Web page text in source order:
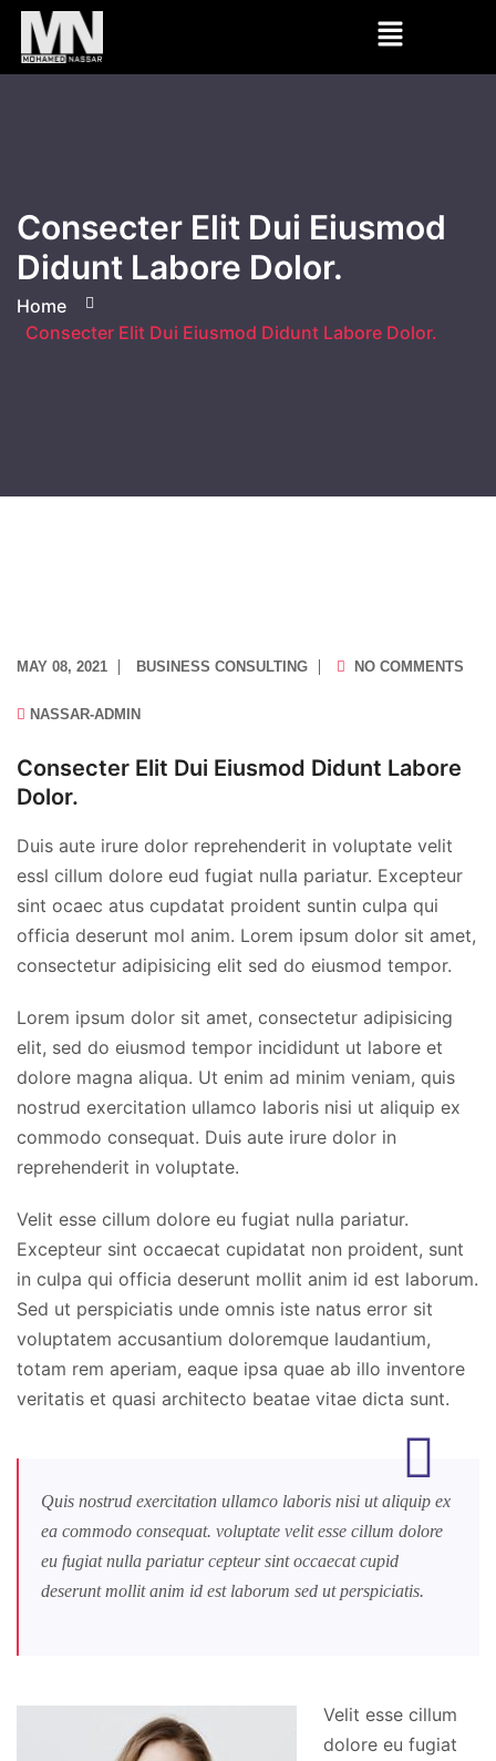
Consecter Elit Dui Eiusmod
Didunt Labore Dolor.
Home
Consecter Elit Dui Eiusmod Didunt Labore Dolor.
MAY 08, 2021 BUSINESS CONSULTING NO COMMENTS
NASSAR-ADMIN
Consecter Elit Dui Eiusmod Didunt Labore
Dolor.
Duis aute irure dolor reprehenderit in voluptate velit
essl cillum dolore eud fugiat nulla pariatur. Excepteur
sint ocaec atus cupdatat proident suntin culpa qui
officia deserunt mol anim. Lorem ipsum dolor sit amet,
consectetur adipisicing elit sed do eiusmod tempor.
Lorem ipsum dolor sit amet, consectetur adipisicing
elit, sed do eiusmod tempor incididunt ut labore et
dolore magna aliqua. Ut enim ad minim veniam, quis
nostrud exercitation ullamco laboris nisi ut aliquip ex
commodo consequat. Duis aute irure dolor in
reprehenderit in voluptate.
Velit esse cillum dolore eu fugiat nulla pariatur.
Excepteur sint occaecat cupidatat non proident, sunt
in culpa qui officia deserunt mollit anim id est laborum.
Sed ut perspiciatis unde omnis iste natus error sit
voluptatem accusantium doloremque laudantium,
totam rem aperiam, eaque ipsa quae ab illo inventore
veritatis et quasi architecto beatae vitae dicta sunt.
Quis nostrud exercitation ullamco laboris nisi ut aliquip ex
ea commodo consequat. voluptate velit esse cillum dolore
eu fugiat nulla pariatur cepteur sint occaecat cupid
deserunt mollit anim id est laborum sed ut perspiciatis.
Velit esse cillum
dolore eu fugiat